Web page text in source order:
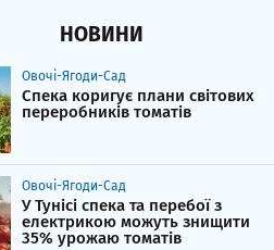
НОВИНИ
Овочі-Ягоди-Сад
Спека коригує плани світових
переробників томатів
Овочі-Ягоди-Сад
У Тунісі спека та перебої з
електрикою можуть знищити
35% урожаю томатів